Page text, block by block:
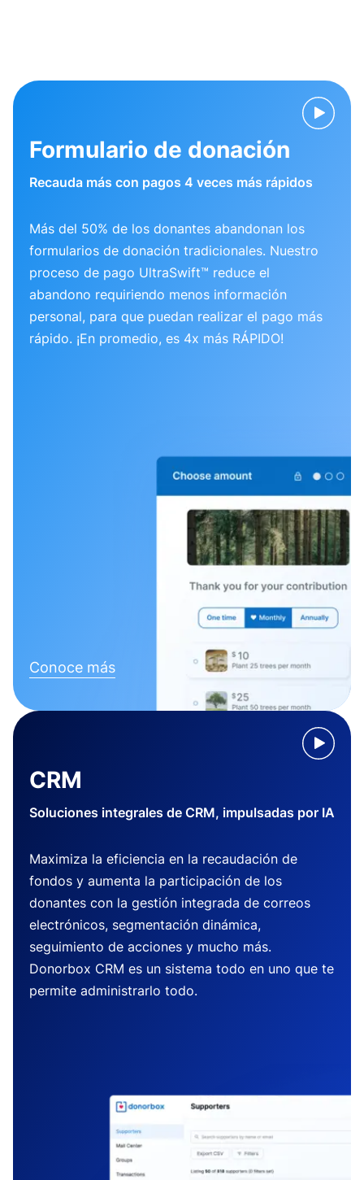
Formulario de donación
Recauda más con pagos 4 veces más rápidos
Más del 50% de los donantes abandonan los
formularios de donación tradicionales. Nuestro
proceso de pago UltraSwift™ reduce el
abandono requiriendo menos información
personal, para que puedan realizar el pago más
rápido. ¡En promedio, es 4x más RÁPIDO!
Conoce más
CRM
Soluciones integrales de CRM, impulsadas por IA
Maximiza la eficiencia en la recaudación de
fondos y aumenta la participación de los
donantes con la gestión integrada de correos
electrónicos, segmentación dinámica,
seguimiento de acciones y mucho más.
Donorbox CRM es un sistema todo en uno que te
permite administrarlo todo.